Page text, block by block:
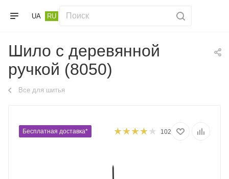
UA RU
Шило с деревянной
ручкой (8050)
Все для шитья
Бесплатная доставка* 102